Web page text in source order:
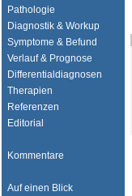
Pathologie
Diagnostik & Workup
Symptome & Befund
Verlauf & Prognose
Differentialdiagnosen
Therapien
Referenzen
Editorial
Kommentare
Auf einen Blick